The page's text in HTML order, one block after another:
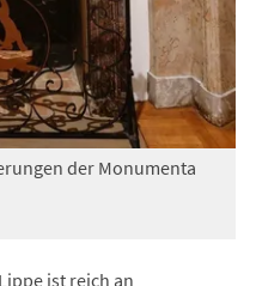
der Monumenta
ist reich an